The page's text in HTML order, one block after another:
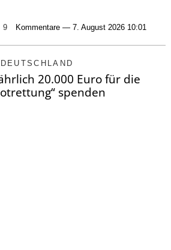
9 Kommentare — 7. August 2026 10:01
DEUTSCHLAND
20.000 Euro für die
spenden